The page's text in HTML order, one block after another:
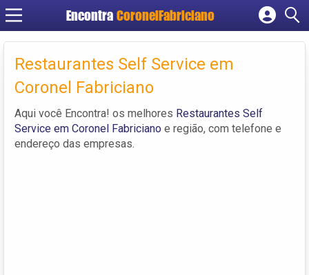
Encontra CoronelFabriciano
Cadastrar empresa
Criar conta
Restaurantes Self Service em
Coronel Fabriciano
Aqui você Encontra! os melhores Restaurantes Self
Service em Coronel Fabriciano e região, com telefone e
endereço das empresas.